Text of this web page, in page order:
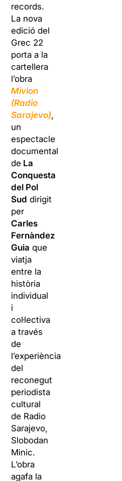
records.
La nova
edició del
Grec 22
porta a la
cartellera
l’obra
Mivion
(Radio
Sarajevo),
un
espectacle
documental
de La
Conquesta
del Pol
Sud dirigit
per
Carles
Fernàndez
Guia que
viatja
entre la
història
individual
i
col·lectiva
a través
de
l’experiència
del
reconegut
periodista
cultural
de Radio
Sarajevo,
Slobodan
Minic.
L’obra
agafa la